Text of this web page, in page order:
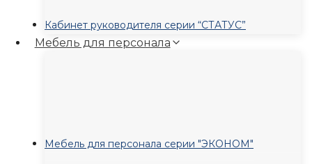
Кабинет руководителя серии “СТАТУС”
Мебель для персонала
Мебель для персонала серии "ЭКОНОМ"